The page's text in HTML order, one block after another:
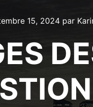
15, 2024 par